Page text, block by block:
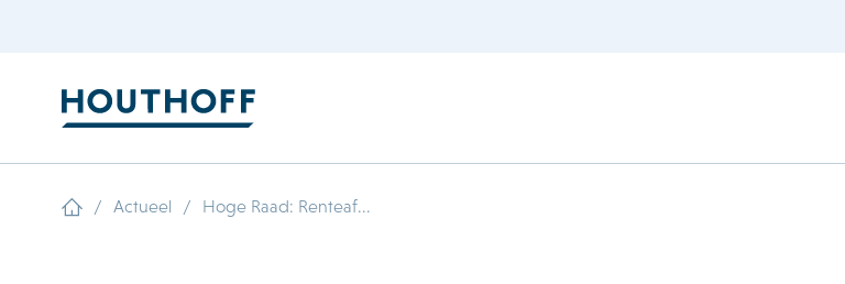
/ Actueel / Hoge Raad: Renteaf...